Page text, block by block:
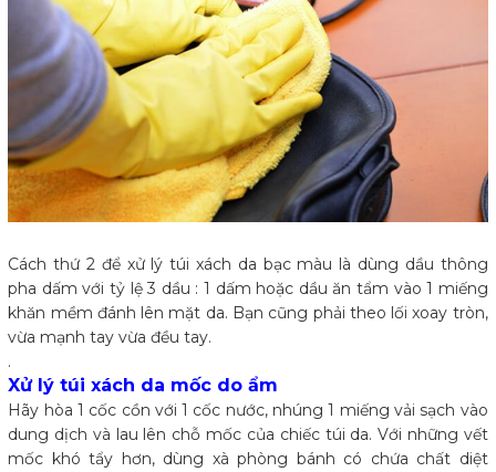
Cách thứ 2 để xử lý túi xách da bạc màu là dùng dầu thông
pha dấm với tỷ lệ 3 dầu : 1 dấm hoặc dầu ăn tẩm vào 1 miếng
khăn mềm đánh lên mặt da. Bạn cũng phải theo lối xoay tròn,
vừa mạnh tay vừa đều tay.
.
Xử lý túi xách da mốc do ẩm
Hãy hòa 1 cốc cồn với 1 cốc nước, nhúng 1 miếng vải sạch vào
dung dịch và lau lên chỗ mốc của chiếc túi da. Với những vết
mốc khó tẩy hơn, dùng xà phòng bánh có chứa chất diệt